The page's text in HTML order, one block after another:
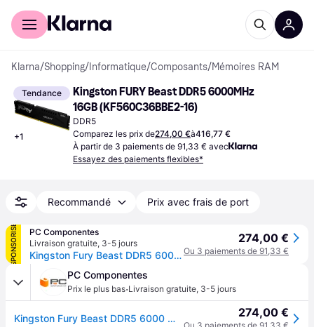
Acheter avec Klarna
Klarna/Shopping/ Informatique/Composants/Mémoires RAM
Tendance
+1
Kingston FURY Beast DDR5 6000MHz
16GB (KF560C36BBE2-16)
DDR5
Comparez les prix de274,00 €à416,77 €
À partir de 3 paiements de 91,33 € avec
Essayez des paiements flexibles*
Recommandé Prix avec frais de port
SPONSORISÉ
PC Componentes
Livraison gratuite, 3-5 jours
Kingston Fury Beast DDR5 6000 MHz 16 Go CL36 AMD EXPO
274,00 €
Ou 3 paiements de 91,33 €
PC Componentes
Prix le plus bas·Livraison gratuite, 3-5 jours
Kingston Fury Beast DDR5 6000 MHz 16 Go CL36 AMD EXPO 274,00 €